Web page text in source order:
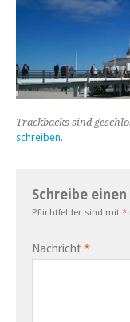
Trackbacks sind
schreiben.
Schreibe
Pflichtfelder sind mit *
Nachricht *